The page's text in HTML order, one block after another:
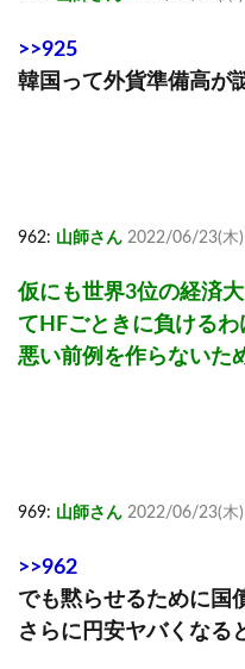
>>925
韓国って外貨準備高が
962: 山師さん 2022/06/23(木
仮にも世界3位の経済
てHFごときに負けるわ
悪い前例を作らないた
969: 山師さん 2022/06/23(木
>>962
でも黙らせるために国
さらに円安ヤバくなる